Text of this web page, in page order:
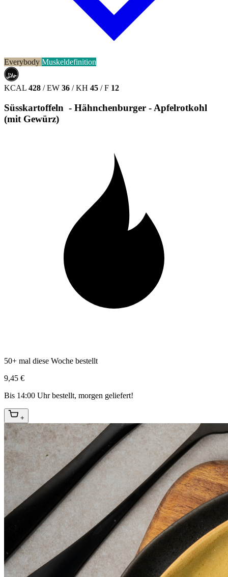
Everybody Muskeldefinition
حلال
HALAL
KCAL 428 / EW 36 / KH 45 / F 12
Süsskartoffeln - Hähnchenburger - Apfelrotkohl
(mit Gewürz)
50+ mal diese Woche bestellt
9,45 €
Bis 14:00 Uhr bestellt, morgen geliefert!
+